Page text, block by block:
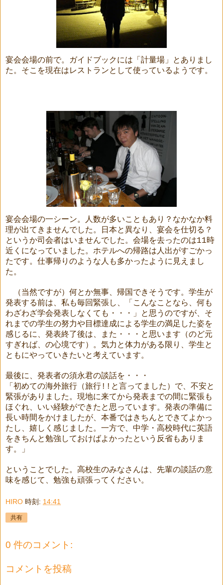
宴会会場の前で。ガイドブックには「計量場」とありまし
た。そこを現在はレストランとして使っているようです。
宴会会場の一シーン。人数が多いこともあり？なかなか料
理が出てきませんでした。日本と異なり、宴会を仕切る？
というか司会者はいませんでした。会場を去ったのは11時
近くになっていました。ホテルへの帰路は人出がすごかっ
たです。仕事帰りのような人も多かったように見えまし
た。
（当然ですが）何とか無事、帰国できそうです。学生が
発表する前は、私も毎回緊張し、「こんなことなら、何も
わざわざ学会発表しなくても・・・」と思うのですが、そ
れまでの学生の努力や目標達成による学生の満足した姿を
感じるに、発表終了後は、また・・・と思います（のど元
すぎれば、の心境です）。気力と体力がある限り、学生と
ともにやっていきたいと考えています。
最後に、発表者の須永君の談話を・・・
「初めての海外旅行（旅行 !! と言ってました）で、不安と
緊張がありました。現地に来てから発表までの間に緊張も
ほぐれ、いい経験ができたと思っています。発表の準備に
長い時間をかけましたが、本番ではきちんとできてよかっ
たし、嬉しく感じました。一方で、中学・高校時代に英語
をきちんと勉強しておけばよかったという反省もありま
す。」
ということでした。高校生のみなさんは、先輩の談話の意
味を感じて、勉強も頑張ってください。
HIRO 時刻: 14:41
共有
0 件のコメント:
コメントを投稿